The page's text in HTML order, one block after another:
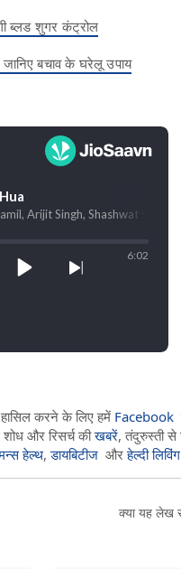
ब्लड शुगर कंट्रोल
बचाव के घरेलू उपाय
करने के लिए हमें Facebook
और रिसर्च कीखबरें, तंदुरुस्ती
हेल्थ,डायबिटीज औरहेल्दी लिविंग
क्या यह लेख